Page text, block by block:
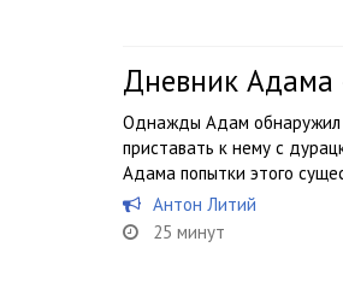
Дневник
Однажды Адам обнаружил
приставать к нему с
Адама попытки этого
Антон Литий
25 минут